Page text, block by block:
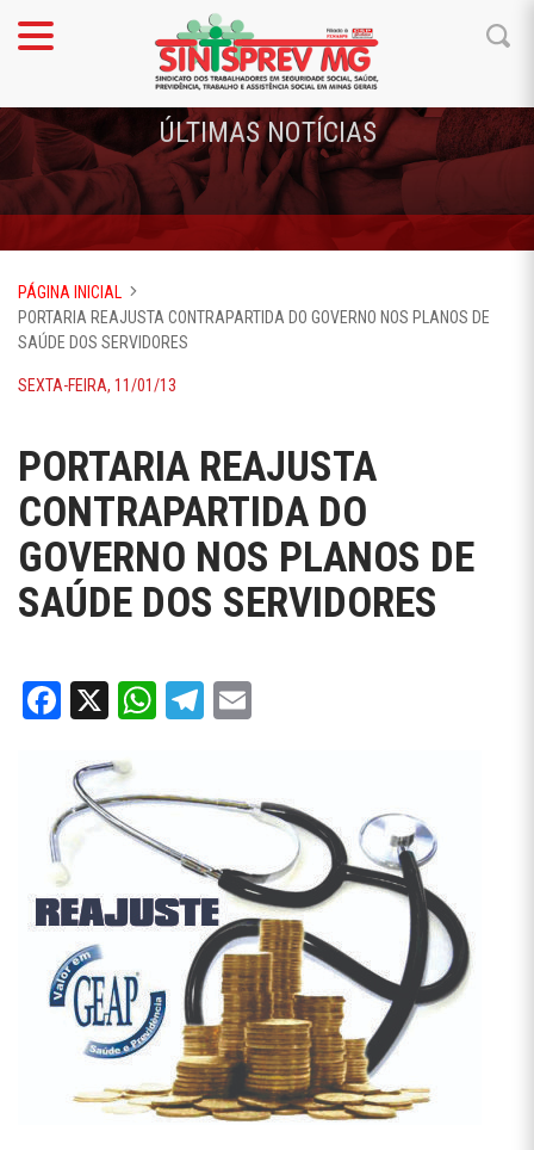
ÚLTIMAS NOTÍCIAS
PÁGINA INICIAL
PORTARIA REAJUSTA CONTRAPARTIDA DO GOVERNO NOS PLANOS DE
SAÚDE DOS SERVIDORES
SEXTA-FEIRA, 11/01/13
PORTARIA REAJUSTA
CONTRAPARTIDA DO
GOVERNO NOS PLANOS DE
SAÚDE DOS SERVIDORES
Facebook
X WhatsApp
Telegram